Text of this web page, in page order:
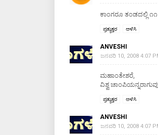
ಕಾಂಗರೂ ತಂಡದಲ್ಲಿ ೧೧
ಪ್ರತ್ಯುತ್ತರ ಅಳಿಸಿ
ANVESHI
ಜನವರಿ 10, 2008 4:07
ಮಹಾಂತೇಶರೆ,
ವಿಶ್ವ
ಪ್ರತ್ಯುತ್ತರ ಅಳಿಸಿ
ANVESHI
ಜನವರಿ 10, 2008 4:07